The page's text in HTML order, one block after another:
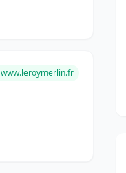
www.leroymerlin.fr